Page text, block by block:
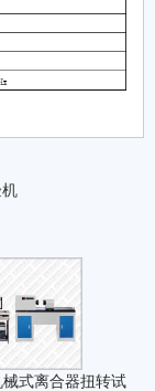
机
式离合器扭转试